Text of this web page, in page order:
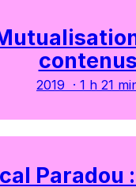
contenus
2019 · 1 h 21
Paradou